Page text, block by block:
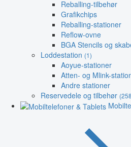
Reballing-tilbehør
Grafikchips
Reballing-stationer
Reflow-ovne
BGA Stencils og
Loddestation (1)
Aoyue-stationer
Atten- og Mlink-
Andre stationer
Reservedele og tilbehør